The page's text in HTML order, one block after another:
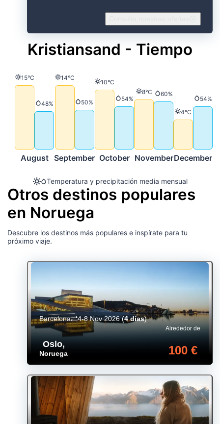
Kristiansand - Tiempo
Temperatura y precipitación media mensual
August
Temperatura
15°C
Precipitación
48%
September
Temperatura
14°C
Precipitación
50%
October
Temperatura
10°C
Precipitación
54%
November
Temperatura
8°C Precipitación
60%
December
Temperatura
4°C
54%
Otros destinos populares
en Noruega
Descubre los destinos más populares e inspírate para tu
próximo viaje.
Oslo,
Noruega
Alrededor de
100 €
Barcelona 4-8 Nov 2026(4 días)